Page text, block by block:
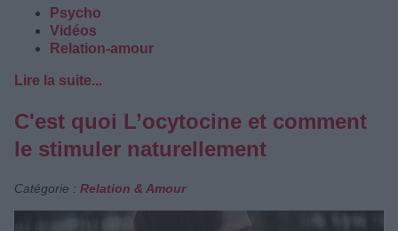
Psycho
Vidéos
Relation-amour
Lire la suite...
C'est quoi L’ocytocine et comment
le stimuler naturellement
Catégorie : Relation & Amour